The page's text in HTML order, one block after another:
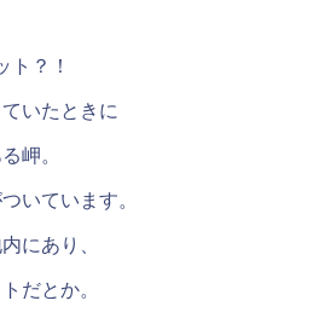
ト？！
いたときに
岬。
いています。
にあり、
だとか。